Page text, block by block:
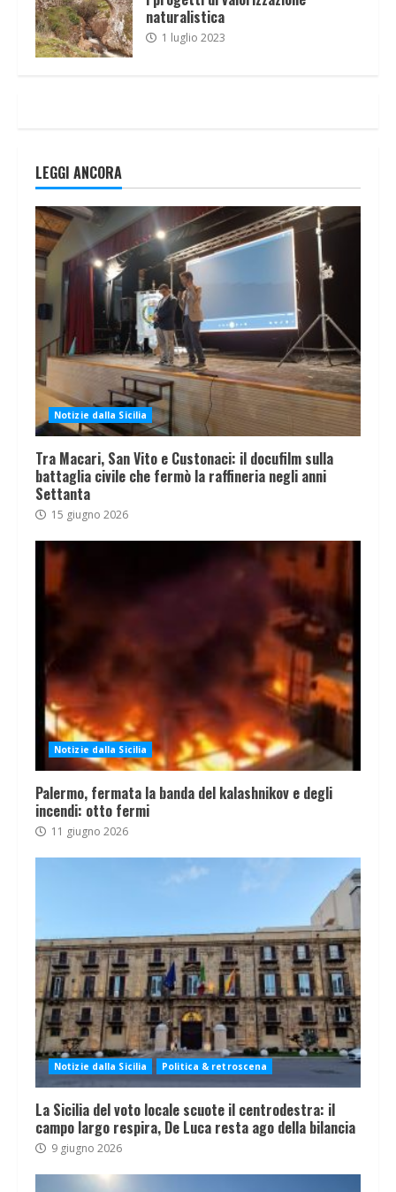
naturalistica
1 luglio 2023
LEGGI ANCORA
Notizie dalla Sicilia
Tra Macari, San Vito e Custonaci: il docufilm sulla
battaglia civile che fermò la raffineria negli anni
Settanta
15 giugno 2026
Notizie dalla Sicilia
Palermo, fermata la banda del kalashnikov e degli
incendi: otto fermi
11 giugno 2026
Notizie dalla Sicilia Politica & retroscena
La Sicilia del voto locale scuote il centrodestra: il
campo largo respira, De Luca resta ago della bilancia
9 giugno 2026